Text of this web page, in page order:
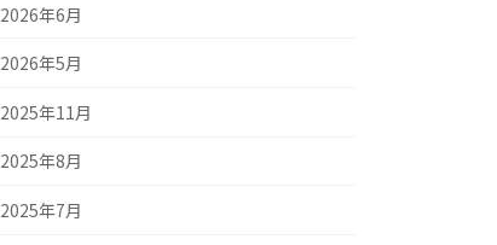
2026年6月
2026年5月
2025年11月
2025年8月
2025年7月